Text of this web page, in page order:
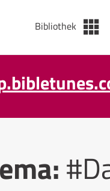
Bibliothek